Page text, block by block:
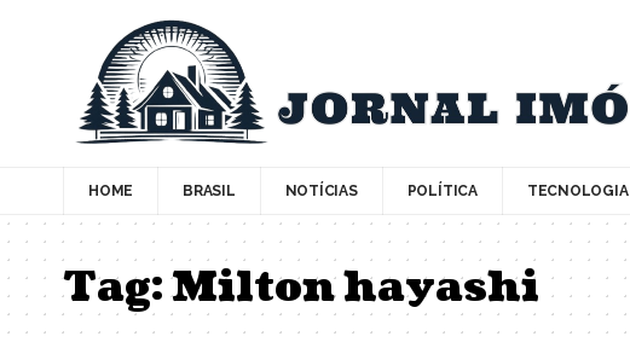
HOME BRASIL NOTÍCIAS POLÍTICA TECNOLOGIA
Tag:Milton hayashi